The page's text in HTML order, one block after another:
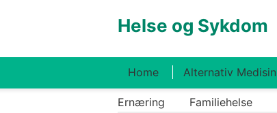
Helse og Sykdom
Home Alternativ Medisin
Ernæring Familiehelse